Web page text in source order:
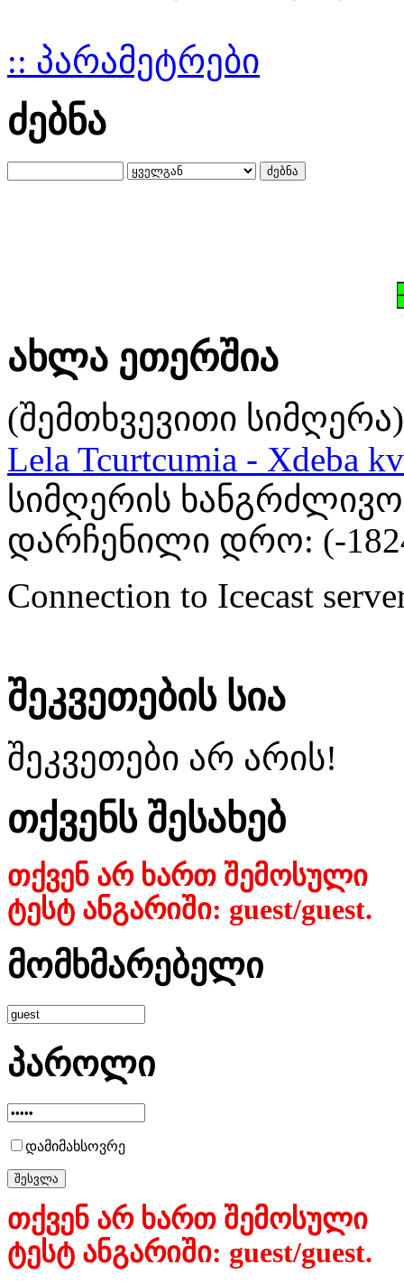
:: პარამეტრები
ძებნა
ახლა ეთერშია
(შემთხვევითი სიმღერა)
Lela Tcurtcumia - Xdeba
სიმღერის
დარჩენილი დრო: (-
Connection to Icecast
შეკვეთების სია
შეკვეთები არ არის!
თქვენს შესახებ
თქვენ არ ხართ შემოსული
ტესტ ანგარიში: guest/guest.
მომხმარებელი
პაროლი
დამიმახსოვრე
თქვენ არ ხართ შემოსული
ტესტ ანგარიში: guest/guest.